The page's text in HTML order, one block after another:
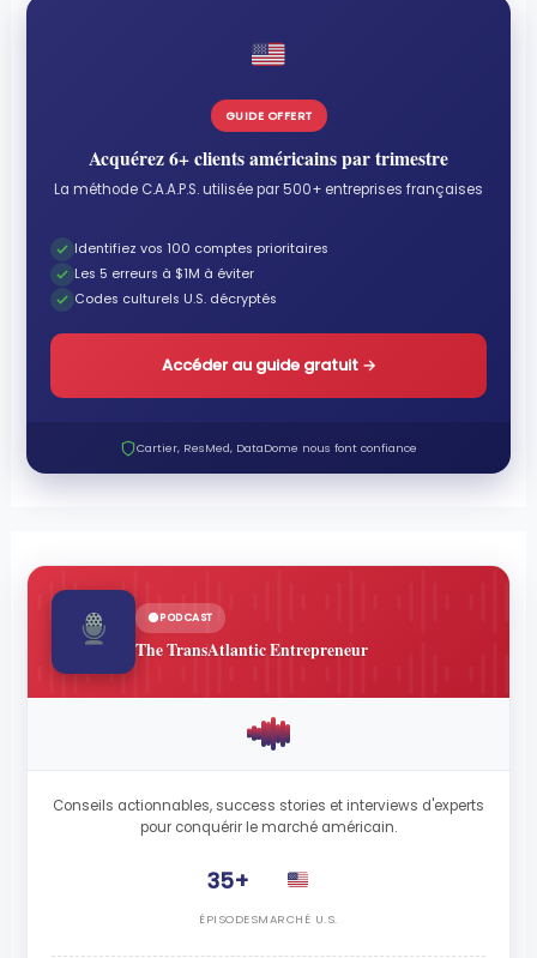
GUIDE OFFERT
Acquérez 6+ clients américains par trimestre
La méthode C.A.A.P.S. utilisée par 500+ entreprises françaises
Identifiez vos 100 comptes prioritaires
Les 5 erreurs à $1M à éviter
Codes culturels U.S. décryptés
Accéder au guide gratuit →
Cartier, ResMed, DataDome nous font confiance
PODCAST
The TransAtlantic Entrepreneur
Conseils actionnables, success stories et interviews d'experts
pour conquérir le marché américain.
35+
ÉPISODESMARCHÉ U.S.